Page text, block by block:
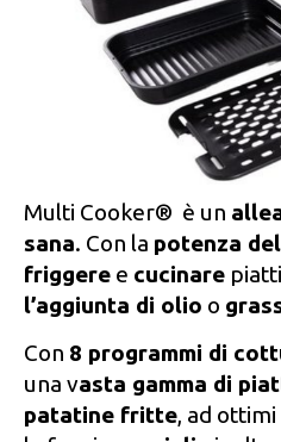
Multi Cooker® è un
sana. Con la potenza
friggere e cucinare
l’aggiunta di olio o
Con 8 programmi di
una vasta gamma di
patatine fritte, ad